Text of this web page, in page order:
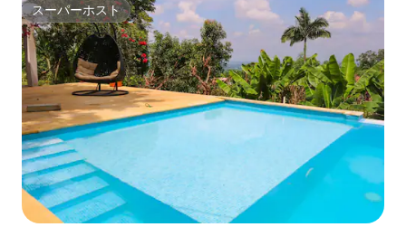
スーパーホスト
スーパーホスト